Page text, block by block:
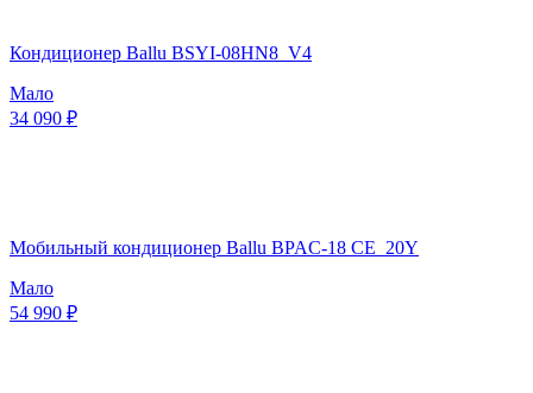
Кондиционер Ballu BSYI-08HN8_V4
Мало
34 090 ₽
Мобильный кондиционер Ballu BPAC-18 CE_20Y
Мало
54 990 ₽